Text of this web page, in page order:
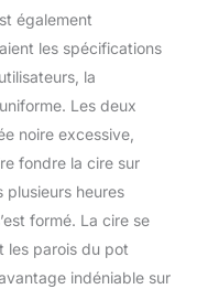
également
les spécifications
la
Les deux
noire excessive,
fondre la cire sur
heures
formé. La cire se
les parois du pot
indéniable sur